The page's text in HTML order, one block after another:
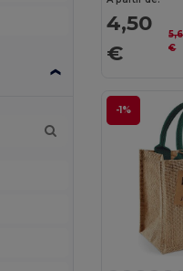
4,50
€
€
-1%